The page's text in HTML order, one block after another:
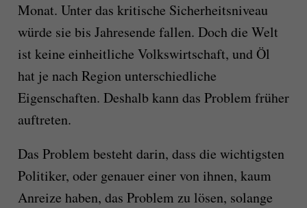
Monat. Unter das kritische Sicherheitsniveau
würde sie bis Jahresende fallen. Doch die Welt
ist keine einheitliche Volkswirtschaft, und Öl
hat je nach Region unterschiedliche
Eigenschaften. Deshalb kann das Problem früher
auftreten.
Das Problem besteht darin, dass die wichtigsten
Politiker, oder genauer einer von ihnen, kaum
Anreize haben, das Problem zu lösen, solange